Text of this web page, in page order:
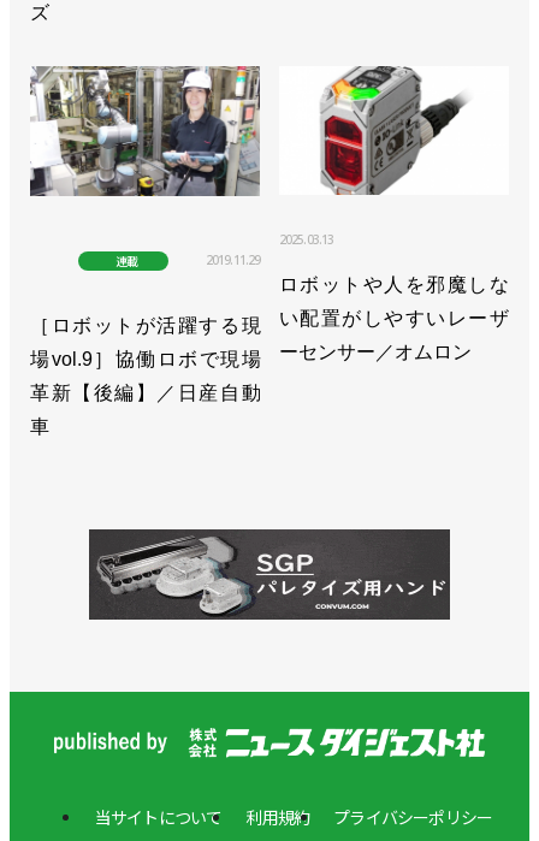
ズ
連載 2019.11.29
［ロボットが活躍する現
場vol.9］協働ロボで現場
革新【後編】／日産自動
車
2025.03.13
ロボットや人を邪魔しな
い配置がしやすいレーザ
ーセンサー／オムロン
当サイトについて 利用規約 プライバシーポリシー